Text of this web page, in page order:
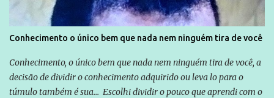
Conhecimento o único bem que nada nem ninguém tira de você
Conhecimento, o único bem que nada nem ninguém tira de você, a
decisão de dividir o conhecimento adquirido ou leva lo para o
túmulo também é sua... Escolhi dividir o pouco que aprendi com o